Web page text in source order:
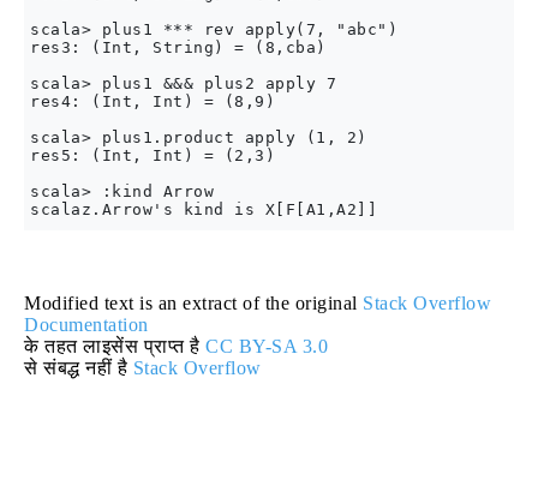
scala> plus1 *** rev apply(7, "abc")
res3: (Int, String) = (8,cba)
scala> plus1 &&& plus2 apply 7
res4: (Int, Int) = (8,9)
scala> plus1.product apply (1, 2)
res5: (Int, Int) = (2,3)
scala> :kind Arrow
Modified text is an extract of the original Stack Overflow
Documentation
के तहत लाइसेंस प्राप्त है CC BY-SA 3.0
से संबद्ध नहीं है Stack Overflow